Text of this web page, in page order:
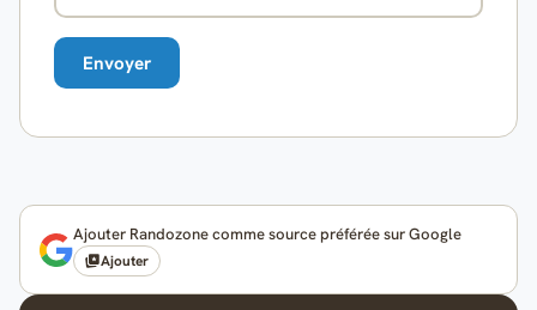
Ajouter Randozone comme source préférée sur Google
Ajouter